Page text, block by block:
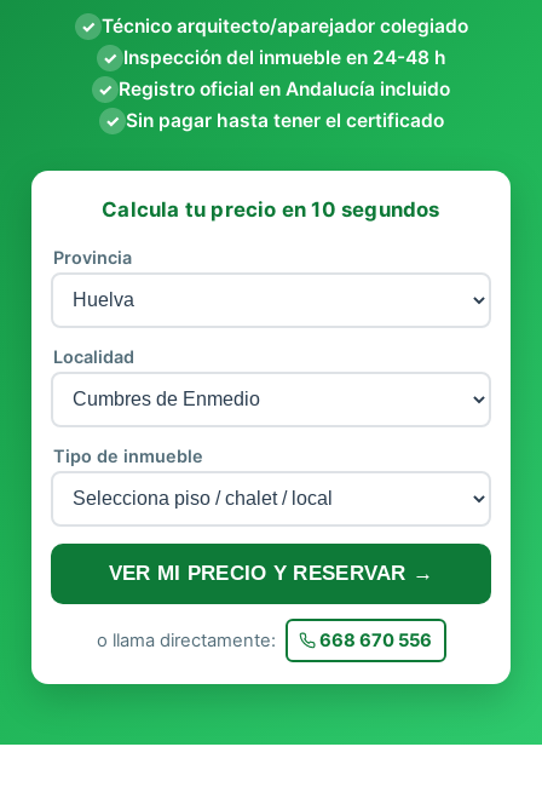
✓ Técnico arquitecto/aparejador colegiado
✓ Inspección del inmueble en 24-48 h
✓ Registro oficial en Andalucía incluido
✓ Sin pagar hasta tener el certificado
Calcula tu precio en 10 segundos
Provincia
Localidad
Tipo de inmueble
VER MI PRECIO Y RESERVAR →
o llama directamente: 668 670 556